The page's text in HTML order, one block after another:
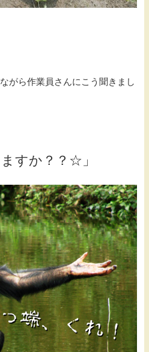
がら作業員さんにこう聞きまし
すか？？☆」